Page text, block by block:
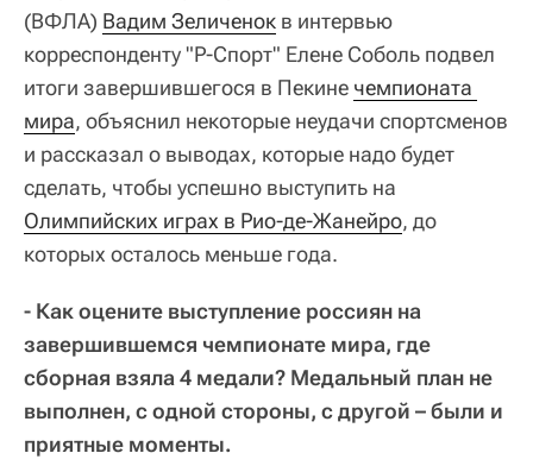
(ВФЛА) Вадим Зеличенок в интервью
корреспонденту "Р-Спорт" Елене Соболь подвел
итоги завершившегося в Пекине чемпионата
мира, объяснил некоторые неудачи спортсменов
и рассказал о выводах, которые надо будет
сделать, чтобы успешно выступить на
Олимпийских играх в Рио-де-Жанейро, до
которых осталось меньше года.
- Как оцените выступление россиян на
завершившемся чемпионате мира, где
сборная взяла 4 медали? Медальный план не
выполнен, с одной стороны, с другой – были и
приятные моменты.